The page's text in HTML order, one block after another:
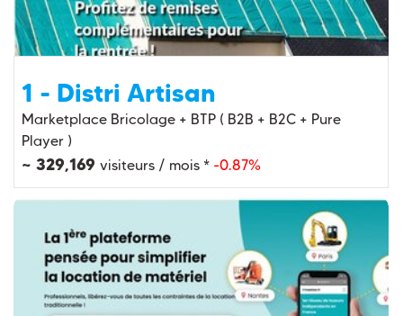
1 - Distri Artisan
Marketplace Bricolage + BTP ( B2B + B2C + Pure
Player )
~ 329,169 visiteurs / mois * -0.87%